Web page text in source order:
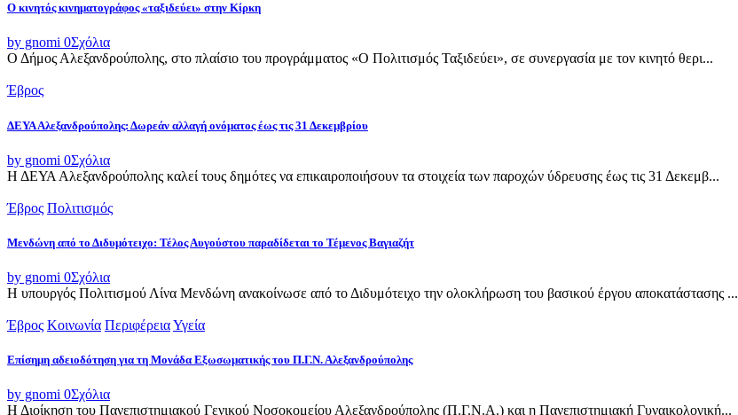
Ο κινητός κινηματογράφος «ταξιδεύει» στην Κίρκη
by gnomi 0Σχόλια
Ο Δήμος Αλεξανδρούπολης, στο πλαίσιο του προγράμματος «Ο Πολιτισμός Ταξιδεύει», σε συνεργασία με τον κινητό θερι...
Έβρος
ΔΕΥΑ Αλεξανδρούπολης: Δωρεάν αλλαγή ονόματος έως τις 31 Δεκεμβρίου
by gnomi 0Σχόλια
Η ΔΕΥΑ Αλεξανδρούπολης καλεί τους δημότες να επικαιροποιήσουν τα στοιχεία των παροχών ύδρευσης έως τις 31 Δεκεμβ...
Έβρος Πολιτισμός
Μενδώνη από το Διδυμότειχο: Τέλος Αυγούστου παραδίδεται το Τέμενος Βαγιαζήτ
by gnomi 0Σχόλια
Η υπουργός Πολιτισμού Λίνα Μενδώνη ανακοίνωσε από το Διδυμότειχο την ολοκλήρωση του βασικού έργου αποκατάστασης ...
Έβρος Κοινωνία ΠεριφέρειαΥγεία
Επίσημη αδειοδότηση για τη Μονάδα Εξωσωματικής του Π.Γ.Ν. Αλεξανδρούπολης
by gnomi 0Σχόλια
Η Διοίκηση του Πανεπιστημιακού Γενικού Νοσοκομείου Αλεξανδρούπολης (Π.Γ.Ν.Α.) και η Πανεπιστημιακή Γυναικολογική...